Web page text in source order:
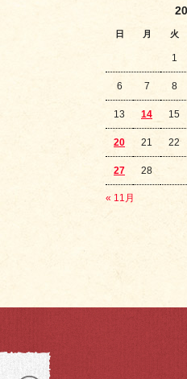
日 月 火
« 11月
1
6 7 8
13 14 15
20 21 22
27 28